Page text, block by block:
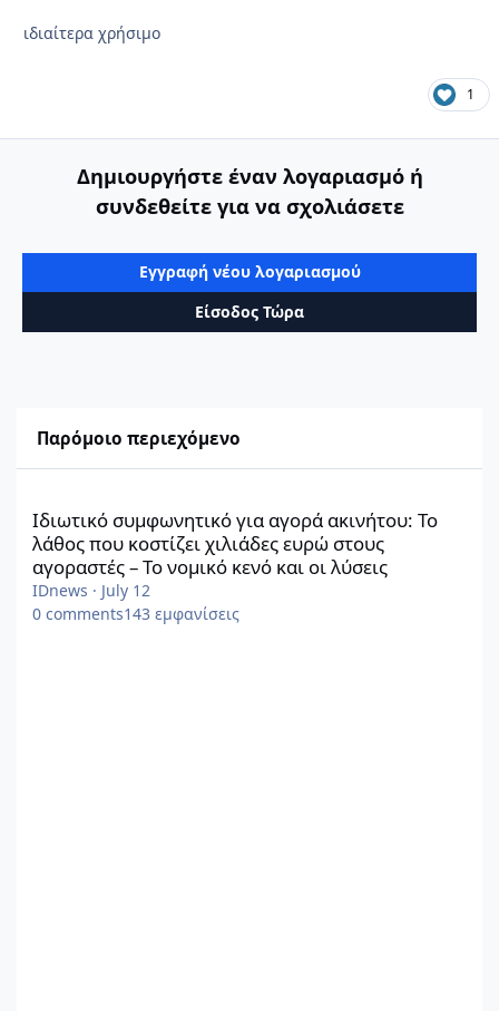
ιδιαίτερα χρήσιμο
1
Δημιουργήστε έναν λογαριασμό ή
συνδεθείτε για να σχολιάσετε
Εγγραφή νέου λογαριασμού
Είσοδος Τώρα
Παρόμοιο περιεχόμενο
Ιδιωτικό συμφωνητικό για αγορά ακινήτου: Το
λάθος που κοστίζει χιλιάδες ευρώ στους
αγοραστές – Το νομικό κενό και οι λύσεις
IDnews · July 12
0 comments143 εμφανίσεις